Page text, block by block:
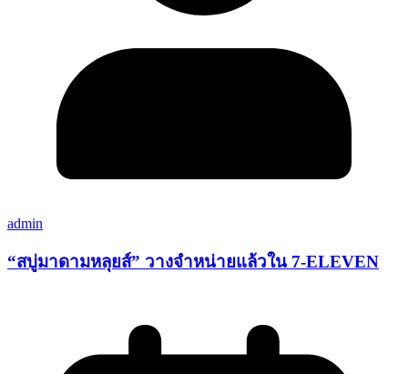
admin
“สบู่มาดามหลุยส์” วางจำหน่ายแล้วใน 7-ELEVEN